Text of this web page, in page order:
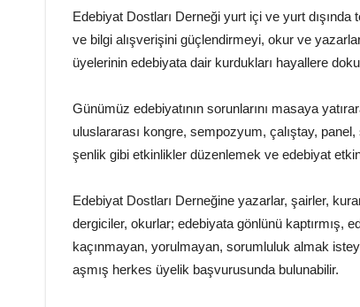
Edebiyat Dostları Derneği yurt içi ve yurt dışında
ve bilgi alışverişini güçlendirmeyi, okur ve
üyelerinin edebiyata dair kurdukları hayallere
Günümüz edebiyatının sorunlarını masaya
uluslararası kongre, sempozyum, çalıştay,
şenlik gibi etkinlikler düzenlemek ve edebiyat
Edebiyat Dostları Derneğine yazarlar, şairler,
dergiciler, okurlar; edebiyata gönlünü kaptırmış,
kaçınmayan, yorulmayan, sorumluluk almak
aşmış herkes üyelik başvurusunda bulunabilir.